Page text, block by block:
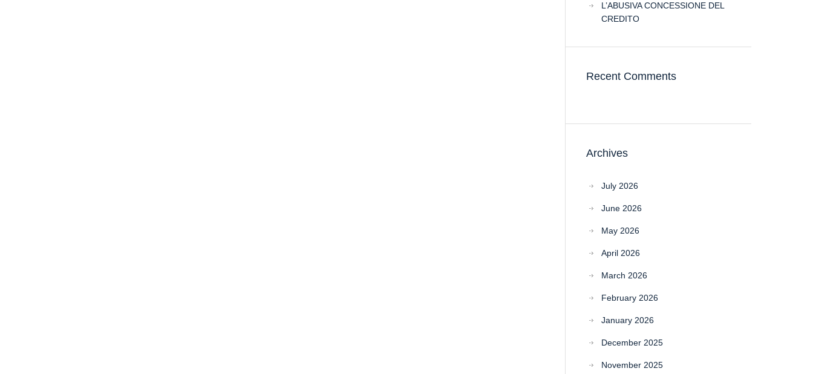
L’ABUSIVA CONCESSIONE DEL
CREDITO
Recent Comments
Archives
July 2026
June 2026
May 2026
April 2026
March 2026
February 2026
January 2026
December 2025
November 2025